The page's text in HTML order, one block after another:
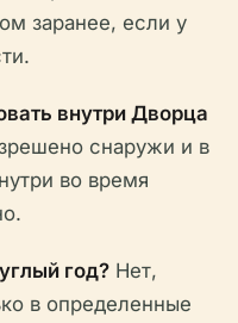
заранее, если у
внутри Дворца
снаружи и в
во время
год? Нет,
в определенные